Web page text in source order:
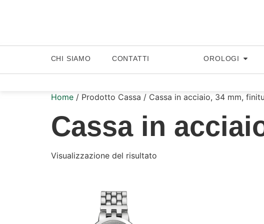
CHI SIAMO CONTATTI OROLOGI
Home / Prodotto Cassa / Cassa in acciaio, 34 mm,
Cassa in
Visualizzazione del risultato